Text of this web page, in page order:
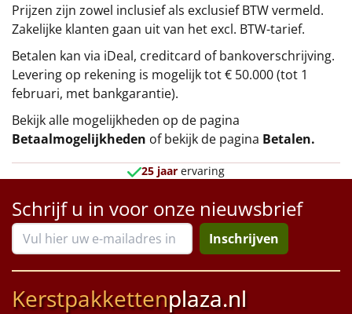
Prijzen zijn zowel inclusief als exclusief BTW vermeld.
Zakelijke klanten gaan uit van het excl. BTW-tarief.
Betalen kan via iDeal, creditcard of bankoverschrijving.
Levering op rekening is mogelijk tot € 50.000 (tot 1
februari, met bankgarantie).
Bekijk alle mogelijkheden op de pagina
Betaalmogelijkheden of bekijk de pagina Betalen.
25 jaar ervaring
Schrijf u in voor onze nieuwsbrief
Inschrijven
Kerstpakkettenplaza.nl